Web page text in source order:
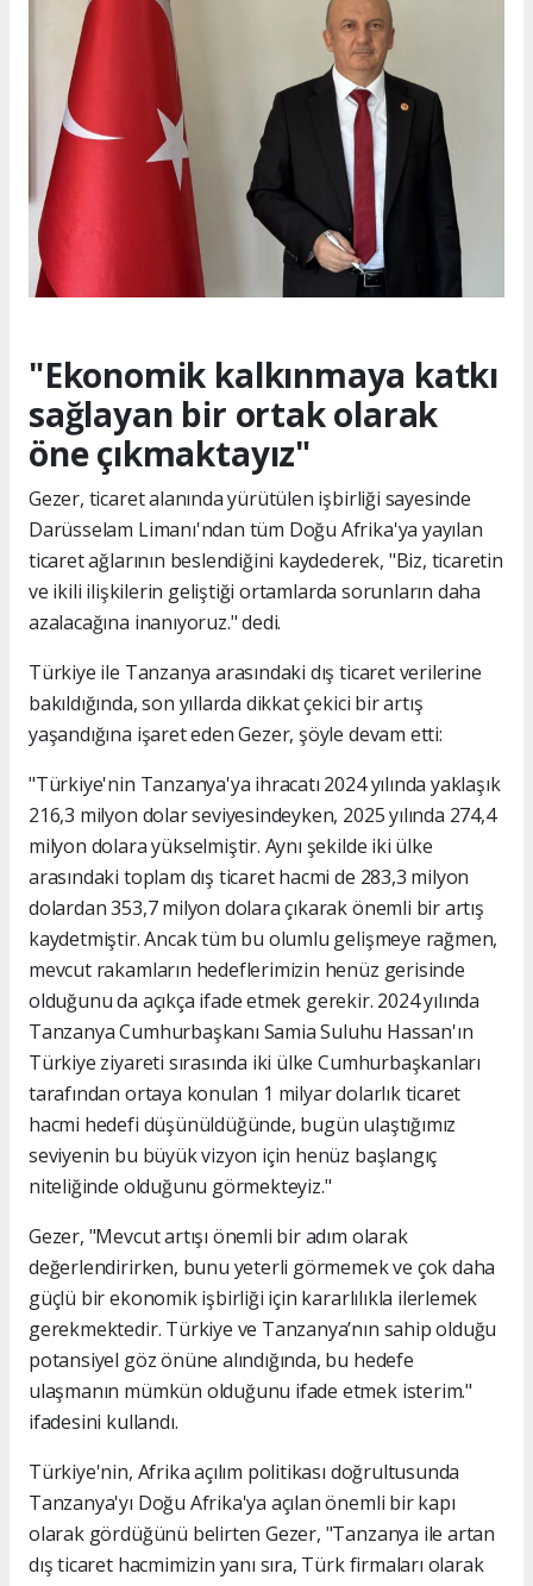
"Ekonomik kalkınmaya katkı
sağlayan bir ortak olarak
öne çıkmaktayız"
Gezer, ticaret alanında yürütülen işbirliği sayesinde
Darüsselam Limanı'ndan tüm Doğu Afrika'ya yayılan
ticaret ağlarının beslendiğini kaydederek, "Biz, ticaretin
ve ikili ilişkilerin geliştiği ortamlarda sorunların daha
azalacağına inanıyoruz." dedi.
Türkiye ile Tanzanya arasındaki dış ticaret verilerine
bakıldığında, son yıllarda dikkat çekici bir artış
yaşandığına işaret eden Gezer, şöyle devam etti:
"Türkiye'nin Tanzanya'ya ihracatı 2024 yılında yaklaşık
216,3 milyon dolar seviyesindeyken, 2025 yılında 274,4
milyon dolara yükselmiştir. Aynı şekilde iki ülke
arasındaki toplam dış ticaret hacmi de 283,3 milyon
dolardan 353,7 milyon dolara çıkarak önemli bir artış
kaydetmiştir. Ancak tüm bu olumlu gelişmeye rağmen,
mevcut rakamların hedeflerimizin henüz gerisinde
olduğunu da açıkça ifade etmek gerekir. 2024 yılında
Tanzanya Cumhurbaşkanı Samia Suluhu Hassan'ın
Türkiye ziyareti sırasında iki ülke Cumhurbaşkanları
tarafından ortaya konulan 1 milyar dolarlık ticaret
hacmi hedefi düşünüldüğünde, bugün ulaştığımız
seviyenin bu büyük vizyon için henüz başlangıç
niteliğinde olduğunu görmekteyiz."
Gezer, "Mevcut artışı önemli bir adım olarak
değerlendirirken, bunu yeterli görmemek ve çok daha
güçlü bir ekonomik işbirliği için kararlılıkla ilerlemek
gerekmektedir. Türkiye ve Tanzanya’nın sahip olduğu
potansiyel göz önüne alındığında, bu hedefe
ulaşmanın mümkün olduğunu ifade etmek isterim."
ifadesini kullandı.
Türkiye'nin, Afrika açılım politikası doğrultusunda
Tanzanya'yı Doğu Afrika'ya açılan önemli bir kapı
olarak gördüğünü belirten Gezer, "Tanzanya ile artan
dış ticaret hacmimizin yanı sıra, Türk firmaları olarak